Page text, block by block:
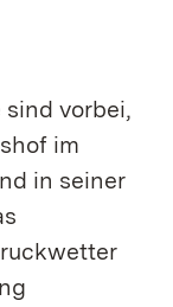
sind vorbei,
im
in seiner